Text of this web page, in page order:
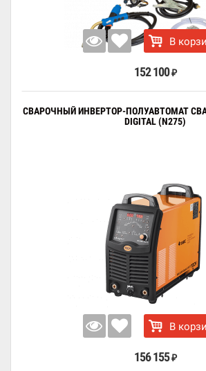
В
152 100 ₽
СВАРОЧНЫЙ ИНВЕРТОР-ПОЛУАВТОМАТ
DIGITAL (N275)
В
156 155 ₽